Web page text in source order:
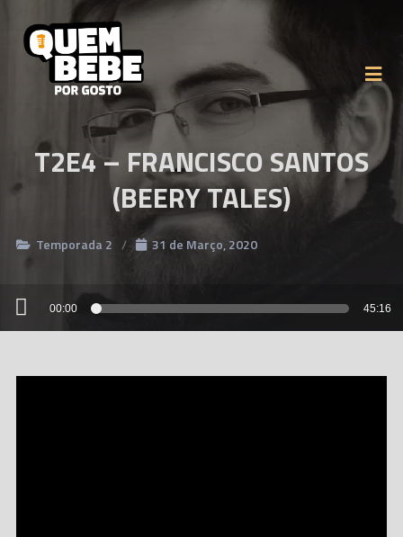
T2E4 – FRANCISCO SANTOS
(BEERY TALES)
Temporada 2 31 de Março, 2020
de
00:00 45:16